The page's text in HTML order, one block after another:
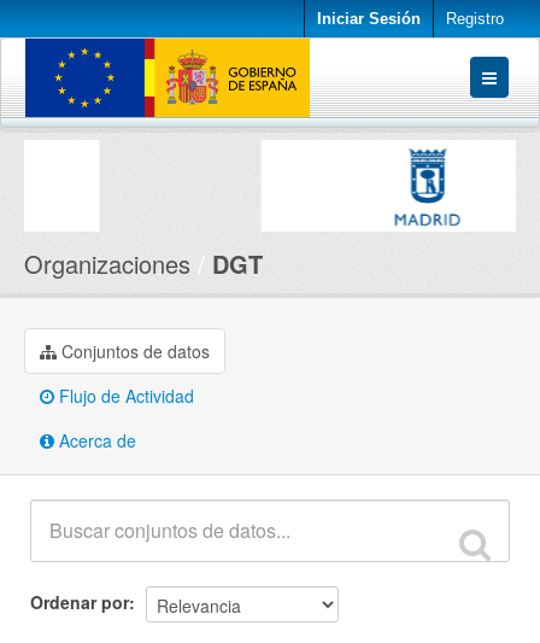
Iniciar Sesión Registro
Conjuntos de datos
Organizaciones DGT
Conjuntos de datos
Flujo de Actividad
Acerca de
Ordenar por